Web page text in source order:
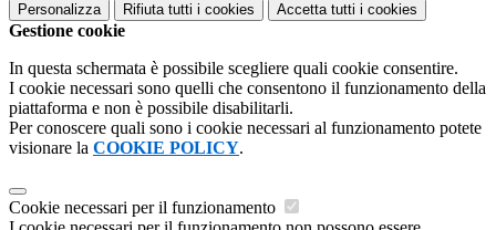
Personalizza Rifiuta tutti i cookies Accetta tutti i cookies
Gestione cookie
In questa schermata è possibile scegliere quali cookie consentire.
I cookie necessari sono quelli che consentono il funzionamento della
piattaforma e non è possibile disabilitarli.
Per conoscere quali sono i cookie necessari al funzionamento potete
visionare la COOKIE POLICY.
Cookie necessari per il funzionamento